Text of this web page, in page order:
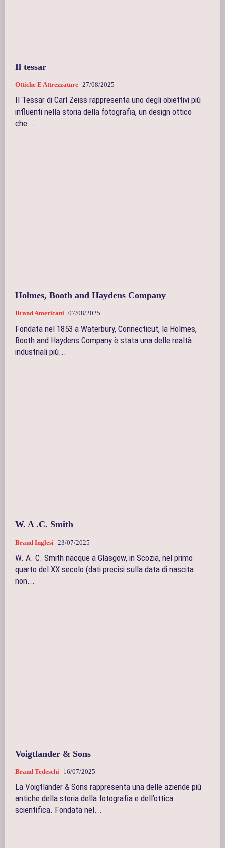
Il tessar
Ottiche E Attrezzature 27/08/2025
Il Tessar di Carl Zeiss rappresenta uno degli obiettivi più
influenti nella storia della fotografia, un design ottico
che...
Holmes, Booth and Haydens Company
Brand Americani 07/08/2025
Fondata nel 1853 a Waterbury, Connecticut, la Holmes,
Booth and Haydens Company è stata una delle realtà
industriali più...
W. A .C. Smith
Brand Inglesi 23/07/2025
W. A. C. Smith nacque a Glasgow, in Scozia, nel primo
quarto del XX secolo (dati precisi sulla data di nascita
non...
Voigtlander & Sons
Brand Tedeschi 16/07/2025
La Voigtländer & Sons rappresenta una delle aziende più
antiche della storia della fotografia e dell’ottica
scientifica. Fondata nel...